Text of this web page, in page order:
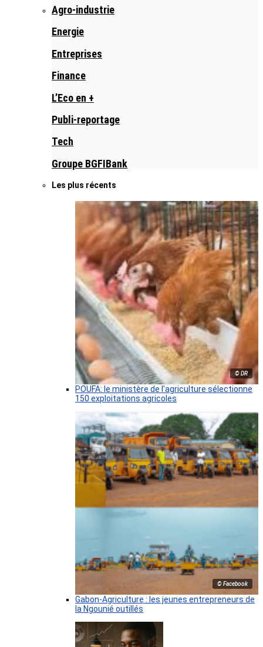
Agro-industrie
Energie
Entreprises
Finance
L’Eco en +
Publi-reportage
Tech
Groupe BGFIBank
Les plus récents
© DR
POUFA: le ministère de l’agriculture sélectionne
150 exploitations agricoles
© Facebook
Gabon-Agriculture : les jeunes entrepreneurs de
la Ngounié outillés